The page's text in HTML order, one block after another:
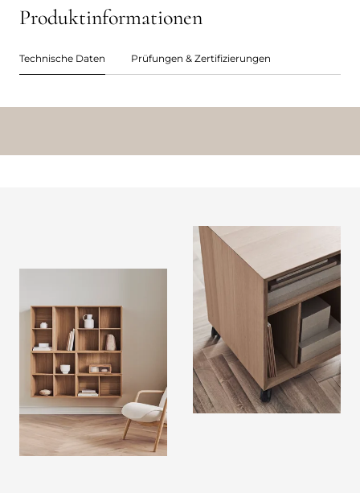
Produktinformationen
Technische Daten Prüfungen & Zertifizierungen